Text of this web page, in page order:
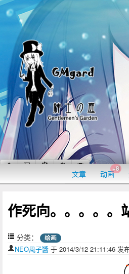
文章 动画
+8
作死向。。。。。
分类： 绘画
NEO風子醬 于 2014/3/12 21:11:46